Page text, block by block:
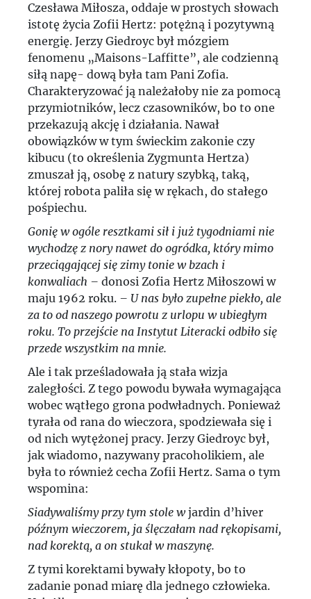
Czesława Miłosza, oddaje w prostych słowach
istotę życia Zofii Hertz: potężną i pozytywną
energię. Jerzy Giedroyc był mózgiem
fenomenu „Maisons-Laffitte”, ale codzienną
siłą napę- dową była tam Pani Zofia.
Charakteryzować ją należałoby nie za pomocą
przymiotników, lecz czasowników, bo to one
przekazują akcję i działania. Nawał
obowiązków w tym świeckim zakonie czy
kibucu (to określenia Zygmunta Hertza)
zmuszał ją, osobę z natury szybką, taką,
której robota paliła się w rękach, do stałego
pośpiechu.
Gonię w ogóle resztkami sił i już tygodniami nie
wychodzę z nory nawet do ogródka, który mimo
przeciągającej się zimy tonie w bzach i
konwaliach – donosi Zofia Hertz Miłoszowi w
maju 1962 roku. – U nas było zupełne piekło, ale
za to od naszego powrotu z urlopu w ubiegłym
roku. To przejście na Instytut Literacki odbiło się
przede wszystkim na mnie.
Ale i tak prześladowała ją stała wizja
zaległości. Z tego powodu bywała wymagająca
wobec wątłego grona podwładnych. Ponieważ
tyrała od rana do wieczora, spodziewała się i
od nich wytężonej pracy. Jerzy Giedroyc był,
jak wiadomo, nazywany pracoholikiem, ale
była to również cecha Zofii Hertz. Sama o tym
wspomina:
Siadywaliśmy przy tym stole wjardin d’hiver
późnym wieczorem, ja ślęczałam nad rękopisami,
nad korektą, a on stukał w maszynę.
Z tymi korektami bywały kłopoty, bo to
zadanie ponad miarę dla jednego człowieka.